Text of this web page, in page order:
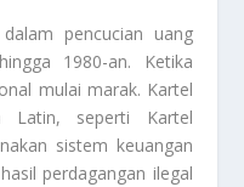
pencucian uang
1980-an. Ketika
mulai marak. Kartel
Latin, seperti Kartel
sistem keuangan
perdagangan ilegal